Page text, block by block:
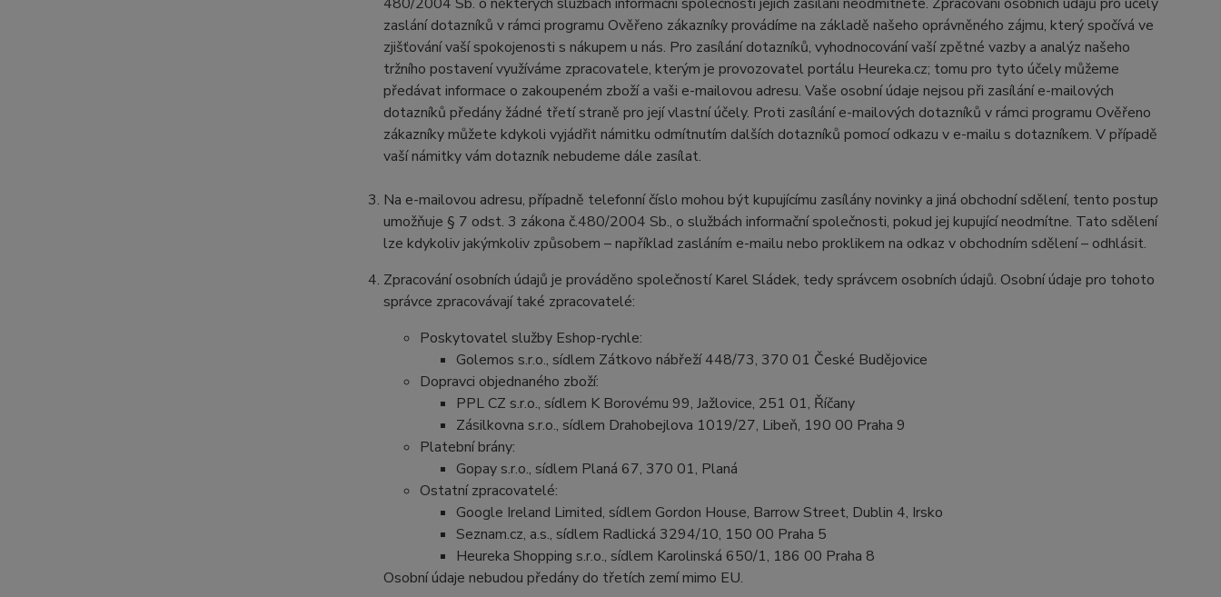
zaslání dotazníků v rámci programu Ověřeno zákazníky provádíme na základě našeho oprávněného zájmu, který spočívá ve
zjišťování vaší spokojenosti s nákupem u nás. Pro zasílání dotazníků, vyhodnocování vaší zpětné vazby a analýz našeho
tržního postavení využíváme zpracovatele, kterým je provozovatel portálu Heureka.cz; tomu pro tyto účely můžeme
předávat informace o zakoupeném zboží a vaši e-mailovou adresu. Vaše osobní údaje nejsou při zasílání e-mailových
dotazníků předány žádné třetí straně pro její vlastní účely. Proti zasílání e-mailových dotazníků v rámci programu Ověřeno
zákazníky můžete kdykoli vyjádřit námitku odmítnutím dalších dotazníků pomocí odkazu v e-mailu s dotazníkem. V případě
vaší námitky vám dotazník nebudeme dále zasílat.
Na e-mailovou adresu, případně telefonní číslo mohou být kupujícímu zasílány novinky a jiná obchodní sdělení, tento postup
umožňuje § 7 odst. 3 zákona č.480/2004 Sb., o službách informační společnosti, pokud jej kupující neodmítne. Tato sdělení
lze kdykoliv jakýmkoliv způsobem – například zasláním e-mailu nebo proklikem na odkaz v obchodním sdělení – odhlásit.
Zpracování osobních údajů je prováděno společností Karel Sládek, tedy správcem osobních údajů. Osobní údaje pro tohoto
správce zpracovávají také zpracovatelé:
Poskytovatel služby Eshop-rychle:
Golemos s.r.o., sídlem Zátkovo nábřeží 448/73, 370 01 České Budějovice
Dopravci objednaného zboží:
PPL CZ s.r.o., sídlem K Borovému 99, Jažlovice, 251 01, Říčany
Zásilkovna s.r.o., sídlem Drahobejlova 1019/27, Libeň, 190 00 Praha 9
Platební brány:
Gopay s.r.o., sídlem Planá 67, 370 01, Planá
Ostatní zpracovatelé:
Google Ireland Limited, sídlem Gordon House, Barrow Street, Dublin 4, Irsko
Seznam.cz, a.s., sídlem Radlická 3294/10, 150 00 Praha 5
Heureka Shopping s.r.o., sídlem Karolinská 650/1, 186 00 Praha 8
Osobní údaje nebudou předány do třetích zemí mimo EU.